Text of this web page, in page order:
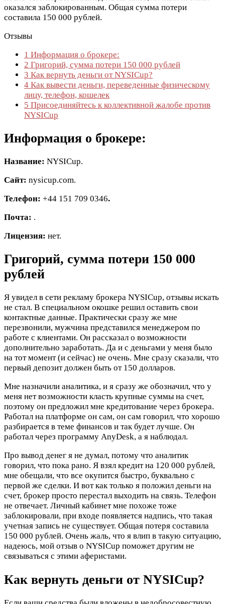
оказался заблокированным. Общая сумма потери
составила 150 000 рублей.
Отзывы
1 Информация о брокере:
2 Григорий, сумма потери 150 000 рублей
3 Как вернуть деньги от NYSICup?
4 Как вывести деньги, переведенные физическому
лицу, телефон, кошелек
5 Присоединяйтесь к коллективной жалобе против
NYSICup
Информация о брокере:
Название: NYSICup.
Сайт: nysicup.com.
Телефон: +44 151 709 0346.
Почта: .
Лицензия: нет.
Григорий, сумма потери 150 000
рублей
Я увидел в сети рекламу брокера NYSICup, отзывы искать
не стал. В специальном окошке решил оставить свои
контактные данные. Практически сразу же мне
перезвонили, мужчина представился менеджером по
работе с клиентами. Он рассказал о возможности
дополнительно заработать. Да и с деньгами у меня было
на тот момент (и сейчас) не очень. Мне сразу сказали, что
первый депозит должен быть от 150 долларов.
Мне назначили аналитика, и я сразу же обозначил, что у
меня нет возможности класть крупные суммы на счет,
поэтому он предложил мне кредитование через брокера.
Работал на платформе он сам, он сам говорил, что хорошо
разбирается в теме финансов и так будет лучше. Он
работал через программу AnyDesk, а я наблюдал.
Про вывод денег я не думал, потому что аналитик
говорил, что пока рано. Я взял кредит на 120 000 рублей,
мне обещали, что все окупится быстро, буквально с
первой же сделки. И вот как только я положил деньги на
счет, брокер просто перестал выходить на связь. Телефон
не отвечает. Личный кабинет мне похоже тоже
заблокировали, при входе появляется надпись, что такая
учетная запись не существует. Общая потеря составила
150 000 рублей. Очень жаль, что я влип в такую ситуацию,
надеюсь, мой отзыв о NYSICup поможет другим не
связываться с этими аферистами.
Как вернуть деньги от NYSICup?